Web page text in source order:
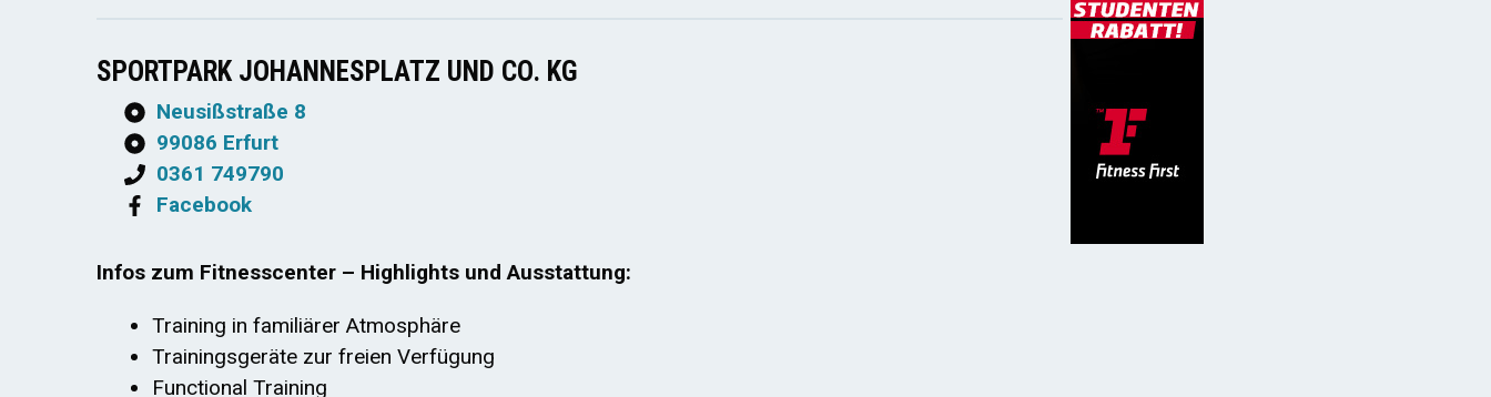
SPORTPARK JOHANNESPLATZ UND CO. KG
Neusißstraße 8
99086 Erfurt
0361 749790
Facebook
Infos zum Fitnesscenter – Highlights und Ausstattung:
Training in familiärer Atmosphäre
Trainingsgeräte zur freien Verfügung
Functional Training